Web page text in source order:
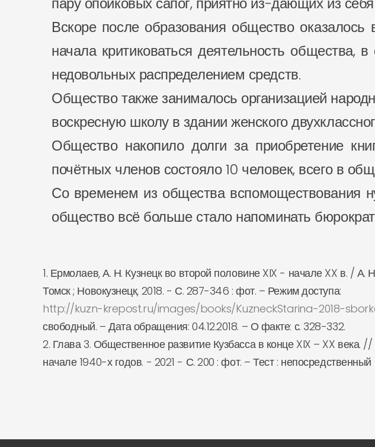
Вскоре после образования общество
начала критиковаться деятельность общества,
недовольных распределением средств.
Общество также занималось организацией
воскресную школу в здании женского
Общество накопило долги за приобретение
почётных членов состояло 10 человек, всего в
Со временем из общества вспомоществования
общество всё больше стало напоминать
1. Ермолаев, А. Н. Кузнецк во второй половине XIX - начале XX в. /
Томск ; Новокузнецк, 2018. - С. 287-346 : фот. – Режим доступа:
http://kuzn-krepost.ru/images/books/KuzneckStarina-2018-
свободный. – Дата обращения: 04.12.2018. – О факте: с. 328-332.
2. Глава 3. Общественное развитие Кузбасса в конце XIX – XX века.
начале 1940-х годов. - 2021 - С. 200 : фот. – Тест : непосредственный